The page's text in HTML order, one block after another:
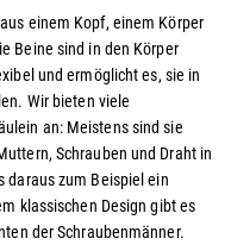
einem Kopf, einem Körper
Beine sind in den Körper
und ermöglicht es, sie in
Wir bieten viele
an: Meistens sind sie
Schrauben und Draht in
daraus zum Beispiel ein
klassischen Design gibt es
der Schraubenmänner.